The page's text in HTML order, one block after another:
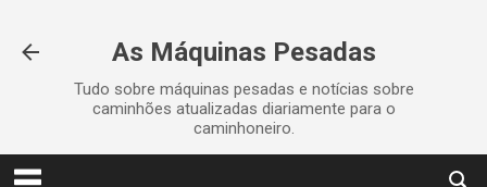
As Máquinas Pesadas
Tudo sobre máquinas pesadas e notícias sobre
caminhões atualizadas diariamente para o
caminhoneiro.